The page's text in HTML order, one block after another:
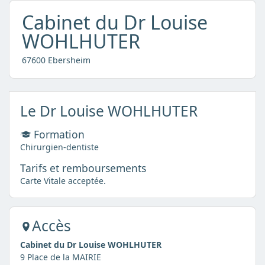
Cabinet du Dr Louise
WOHLHUTER
67600 Ebersheim
Le Dr Louise WOHLHUTER
Formation
Chirurgien-dentiste
Tarifs et remboursements
Carte Vitale acceptée.
Accès
Cabinet du Dr Louise WOHLHUTER
9 Place de la MAIRIE